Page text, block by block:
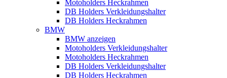
Motoholders Heckrahmen
DB Holders Verkleidungshalter
DB Holders Heckrahmen
BMW
BMW anzeigen
Motoholders Verkleidungshalter
Motoholders Heckrahmen
DB Holders Verkleidungshalter
DB Holders Heckrahmen